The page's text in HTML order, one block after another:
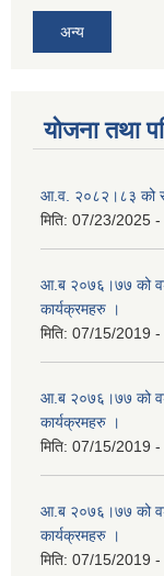
अन्य
योजना तथा
आ.व. २०८२।८३ को
मिति: 07/23/2025
आ.ब २०७६।७७ को
कार्यक्रमहरु ।
मिति: 07/15/2019 -
आ.ब २०७६।७७ को
कार्यक्रमहरु ।
मिति: 07/15/2019 -
आ.ब २०७६।७७ को
कार्यक्रमहरु ।
मिति: 07/15/2019 -